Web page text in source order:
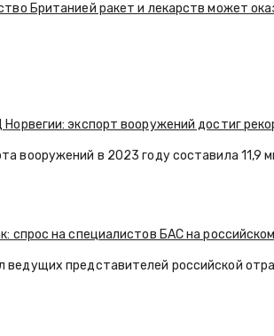
Британией ракет и лекарств может
экспорт вооружений достиг
вооружений в 2023 году составила 11,9
спрос на специалистов БАС на
ведущих представителей российской